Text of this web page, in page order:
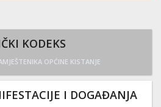
KODEKS
OPĆINE KISTANJE
I DOGAĐANJA